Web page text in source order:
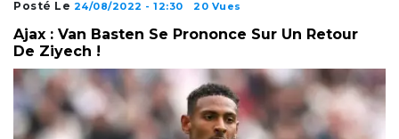
Posté Le 24/08/2022 - 12:30 20 Vues
Ajax : Van Basten Se Prononce Sur Un Retour
De Ziyech !